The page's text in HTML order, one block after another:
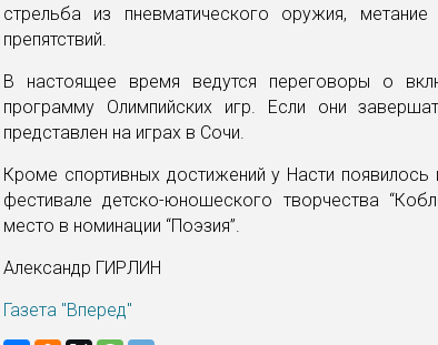
стрельба из пневматического оружия,
препятствий.
В настоящее время ведутся переговоры о
программу Олимпийских игр. Если они
представлен на играх в Сочи.
Кроме спортивных достижений у Насти
фестивале детско-юношеского творчества
место в номинации “Поэзия”.
Александр ГИРЛИН
Газета "Вперед"